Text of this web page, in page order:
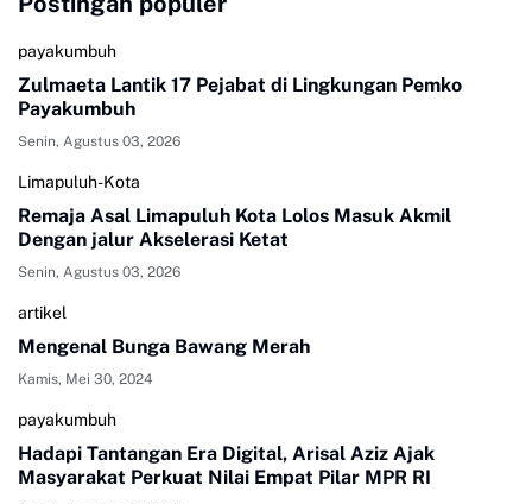
payakumbuh
Zulmaeta Lantik 17 Pejabat di Lingkungan Pemko
Payakumbuh
Senin, Agustus 03, 2026
Limapuluh-Kota
Remaja Asal Limapuluh Kota Lolos Masuk Akmil
Dengan jalur Akselerasi Ketat
Senin, Agustus 03, 2026
artikel
Mengenal Bunga Bawang Merah
Kamis, Mei 30, 2024
payakumbuh
Hadapi Tantangan Era Digital, Arisal Aziz Ajak
Masyarakat Perkuat Nilai Empat Pilar MPR RI